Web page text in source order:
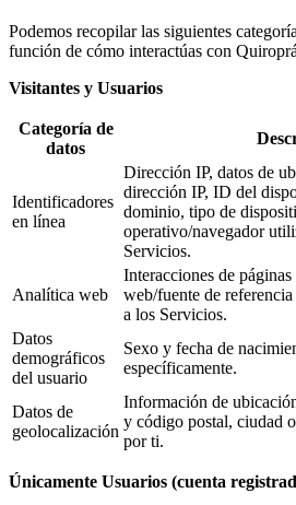
Podemos recopilar las siguientes
función de cómo interactúas con
Visitantes y Usuarios
Categoría de
datos
Identificadores
en línea
Dirección IP, datos de
dirección IP, ID del
dominio, tipo de
operativo/navegador
Servicios.
Analítica web
Interacciones de
web/fuente de
a los Servicios.
Datos
demográficos
del usuario
Sexo y fecha de
específicamente.
Datos de
geolocalización
Información de
y código postal, ciudad
por ti.
Únicamente Usuarios (cuenta